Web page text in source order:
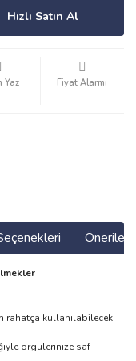
Hızlı Satın Al
Yaz Fiyat Alarmı
rahatça kullanılabilecek
örgülerinize saf